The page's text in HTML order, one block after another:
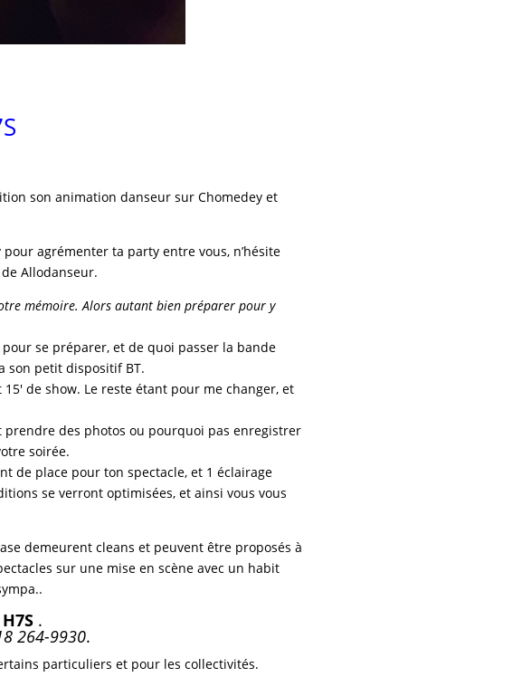
son animation danseur sur Chomedey et
agrémenter ta party entre vous, n’hésite
Allodanseur.
mémoire. Alors autant bien préparer pour y
se préparer, et de quoi passer la bande
son petit dispositif BT.
de show. Le reste étant pour me changer, et
des photos ou pourquoi pas enregistrer
soirée.
de place pour ton spectacle, et 1 éclairage
se verront optimisées, et ainsi vous vous
demeurent cleans et peuvent être proposés à
sur une mise en scène avec un habit
.
264-9930.
particuliers et pour les collectivités.